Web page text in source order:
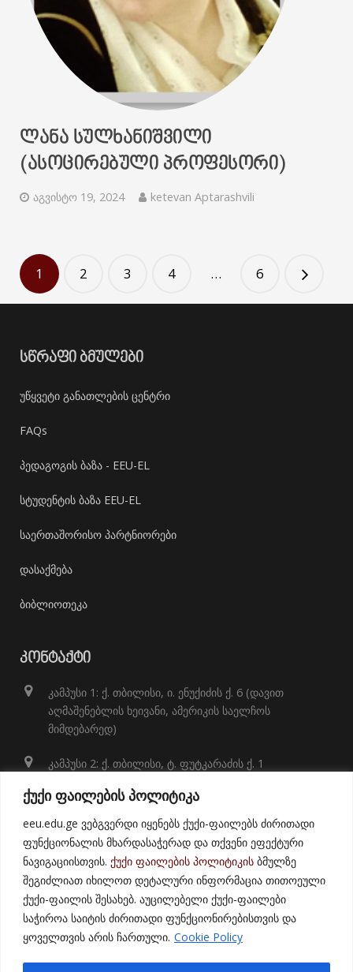
ქუქი ფაილების პოლიტიკა
eeu.edu.ge ვებგვერდი იყენებს ქუქი-ფაილებს ძირითადი
ფუნქციონალის მხარდასაჭერად და თქვენი ეფექტური
ნავიგაციისთვის. ქუქი ფაილების პოლიტიკის ბმულზე
შეგიძლიათ იხილოთ დეტალური ინფორმაცია თითოეული
ქუქი-ფაილის შესახებ. აუცილებელი ქუქი-ფაილები
საჭიროა საიტის ძირითადი ფუნქციონირებისთვის და
ყოველთვის არის ჩართული. Cookie Policy
ᲚᲐᲜᲐ ᲡᲣᲚᲮᲐᲜᲘᲨᲕᲘᲚᲘ
(ᲐᲡᲝᲪᲘᲠᲔᲑᲣᲚᲘ ᲞᲠᲝᲤᲔᲡᲝᲠᲘ)
აგვისტო 19, 2024 ketevan Aptarashvili
1 2 3 4 … 6
ᲡᲬᲠᲐᲤᲘ ᲑᲛᲣᲚᲔᲑᲘ
უწყვეტი განათლების ცენტრი
FAQs
პედაგოგის ბაზა - EEU-EL
სტუდენტის ბაზა EEU-EL
საერთაშორისო პარტნიორები
დასაქმება
ბიბლიოთეკა
ᲙᲝᲜᲢᲐᲥᲢᲘ
კამპუსი 1: ქ. თბილისი, ი. ენუქიძის ქ. 6 (დავით
აღმაშენებლის ხეივანი, ამერიკის საელჩოს
მიმდებარედ)
კამპუსი 2: ქ. თბილისი, ტ. ფუტკარაძის ქ. 1
+995 32 248 01 41;
info@eeu.edu.ge